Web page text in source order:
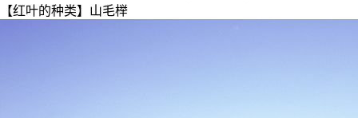
【红叶的种类】山毛榉